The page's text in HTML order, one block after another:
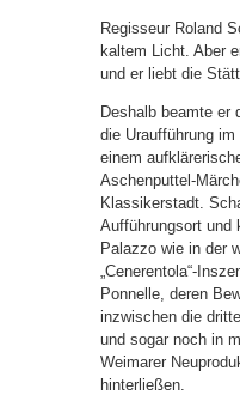
Regisseur Roland
kaltem Licht. Aber
und er liebt die
Deshalb beamte er
die Uraufführung
einem
Aschenputtel-
Klassikerstadt.
Aufführungsort und
Palazzo wie in der
„Cenerentola“-
Ponnelle, deren
inzwischen die
und sogar noch in
Weimarer
hinterließen.